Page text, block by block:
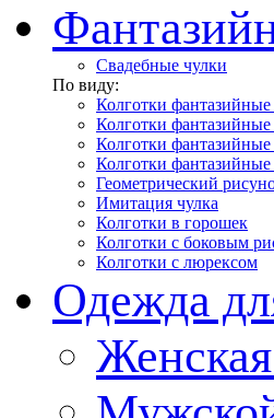
Свадебные чулки
По виду:
Колготки фантазийные
Колготки фантазийные
Колготки фантазийные
Колготки фантазийные
Геометрический
Имитация чулка
Колготки в горошек
Колготки с боковым
Колготки с люрексом
Одежда